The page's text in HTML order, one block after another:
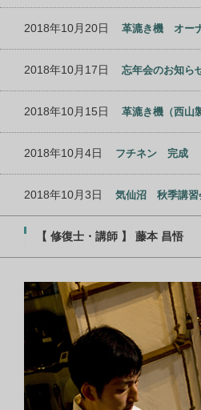
2018年10月20日 革漉き機 オー
2018年10月17日 忘年会のお知ら
2018年10月15日 革漉き機（西山
2018年10月4日 フチネン 完成
2018年10月3日 気仙沼 秋季講
【 修復士・講師 】 藤本 昌悟